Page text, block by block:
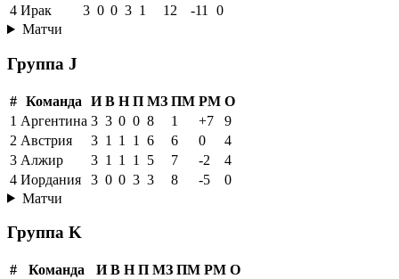
4 Ирак 3 0 0 3 1 12 -11
0
Матчи
Группа J
# Команда И В Н П МЗ ПМ РМ О
1 Аргентина 3 3 0 0 8 1 +7
9
2 Австрия 3 1 1 1 6 6 0
4
3 Алжир 3 1 1 1 5 7 -2
4
4 Иордания 3 0 0 3 3 8 -5
0
Матчи
Группа K
# Команда И В Н П МЗ ПМ РМ О